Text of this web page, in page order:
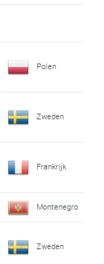
Polen
Zweden
Frankrijk
Montenegro
Zweden